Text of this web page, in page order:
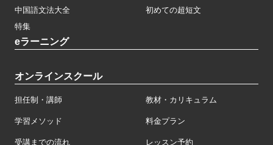
中国語文法大全
初めての超短文
特集
eラーニング
オンラインスクール
担任制・講師 教材・カリキュラム
学習メソッド 料金プラン
受講までの流れ レッスン予約